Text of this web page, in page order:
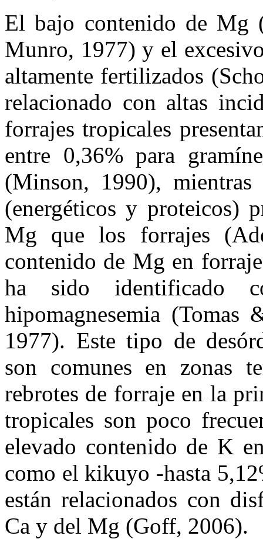
El bajo contenido de Mg
Munro, 1977) y el
altamente fertilizados
relacionado con altas
forrajes tropicales
entre 0,36% para
(Minson, 1990), mientras
(energéticos y proteicos)
Mg que los forrajes
contenido de Mg en
ha sido identificado
hipomagnesemia
1977). Este tipo de
son comunes en zonas
rebrotes de forraje en la
tropicales son poco
elevado contenido de K
como el kikuyo -hasta
están relacionados con
Ca y del Mg (Goff, 2006).